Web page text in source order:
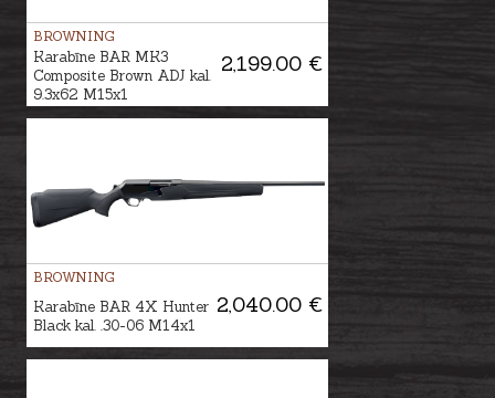
BROWNING
2,199.00 €
Karabīne BAR MK3
Composite Brown ADJ kal.
9.3x62 M15x1
BROWNING
2,040.00 €
Karabīne BAR 4X Hunter
Black kal. .30-06 M14x1